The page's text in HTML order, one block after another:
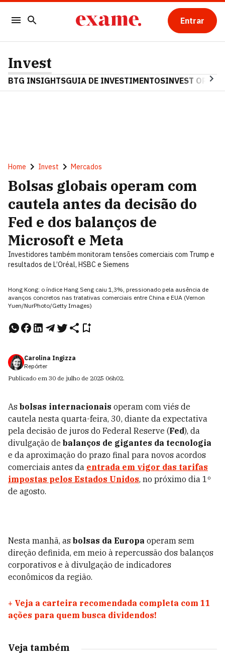
Entrar
Invest
BTG INSIGHTSGUIA DE INVESTIMENTOSINVEST OPINA
Home Invest Mercados
Bolsas globais operam com
cautela antes da decisão do
Fed e dos balanços de
Microsoft e Meta
Investidores também monitoram tensões comerciais com Trump e
resultados de L’Oréal, HSBC e Siemens
Hong Kong: o índice Hang Seng caiu 1,3%, pressionado pela ausência de
avanços concretos nas tratativas comerciais entre China e EUA (Vernon
Yuen/NurPhoto/Getty Images)
Carolina Ingizza
Repórter
Publicado em 30 de julho de 2025 06h02.
As bolsas internacionais operam com viés de
cautela nesta quarta-feira, 30, diante da expectativa
pela decisão de juros do Federal Reserve (Fed), da
divulgação de balanços de gigantes da tecnologia
e da aproximação do prazo final para novos acordos
comerciais antes da entrada em vigor das tarifas
impostas pelos Estados Unidos, no próximo dia 1º
de agosto.
Nesta manhã, as bolsas da Europa operam sem
direção definida, em meio à repercussão dos balanços
corporativos e à divulgação de indicadores
econômicos da região.
+ Veja a carteira recomendada completa com 11
ações para quem busca dividendos!
Veja também